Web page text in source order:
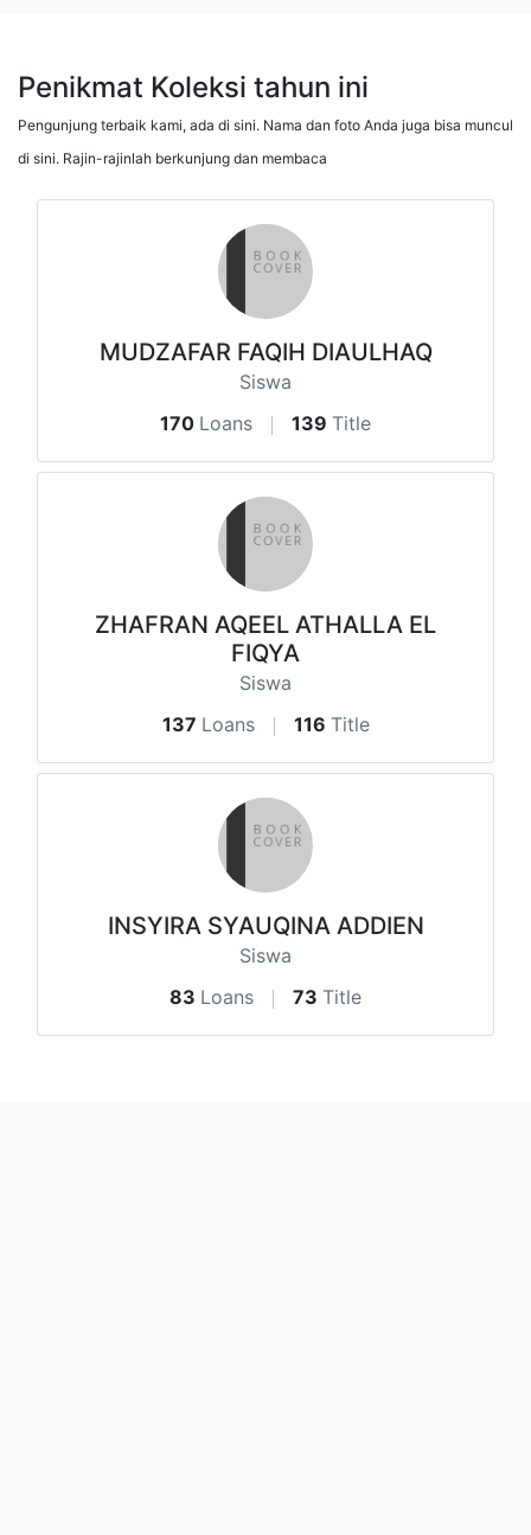
Penikmat Koleksi tahun ini
Pengunjung terbaik kami, ada di sini. Nama dan foto Anda juga bisa muncul
di sini. Rajin-rajinlah berkunjung dan membaca
MUDZAFAR FAQIH DIAULHAQ
Siswa
170 Loans 139 Title
ZHAFRAN AQEEL ATHALLA EL
FIQYA
Siswa
137 Loans 116 Title
INSYIRA SYAUQINA ADDIEN
Siswa
83 Loans 73 Title